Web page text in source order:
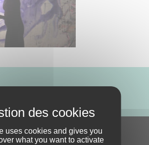
À LA NEWSLETTER
uses cookies and gives you
what you want to activate